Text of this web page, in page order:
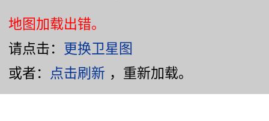
地图加载出错。
请点击： 更换卫星图
或者： 点击刷新 ，重新加载。